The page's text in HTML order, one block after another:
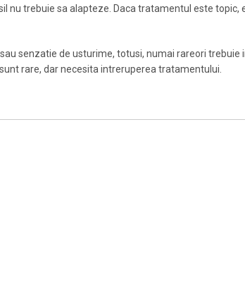
nu trebuie sa alapteze. Daca tratamentul este
senzatie de usturime, totusi, numai rareori
rare, dar necesita intreruperea tratamentului.